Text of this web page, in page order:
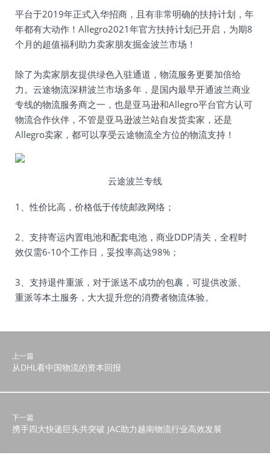
平台于2019年正式入华招商，且有非常明确的扶持计划，年
年都有大动作！Allegro2021年官方扶持计划已开启，为期8
个月的超值福利助力卖家朋友掘金波兰市场！
除了为卖家朋友提供绿色入驻通道，物流服务更要加倍给
力。云途物流深耕波兰市场多年，是国内最早开通波兰商业
专线的物流服务商之一，也是亚马逊和Allegro平台官方认可
物流合作伙伴，不管是亚马逊波兰站自发货卖家，还是
Allegro卖家，都可以享受云途物流全方位的物流支持！
云途波兰专线
1、性价比高，价格低于传统邮政网络；
2、支持寄运内置电池和配套电池，商业DDP清关，全程时
效仅需6-10个工作日，妥投率高达98%；
3、支持退件重派，对于派送不成功的包裹，可提供改派、
重派等本土服务，大大提升您的消费者物流体验。
上一篇
从DHL看中国物流的资本回报
下一篇
携手四大快递巨头共突破 JAC助力越南物流行业高效发展